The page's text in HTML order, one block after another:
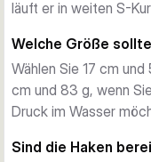
Kunststoff mit
entwickelt, was der
gibt.
Haken und Montage
Jede Variante ist mit
Drillingen vormontiert
läuft er in weiten S-
Welche Größe
Wählen Sie 17 cm
cm und 83 g, wenn
Druck im Wasser
Sind die Haken